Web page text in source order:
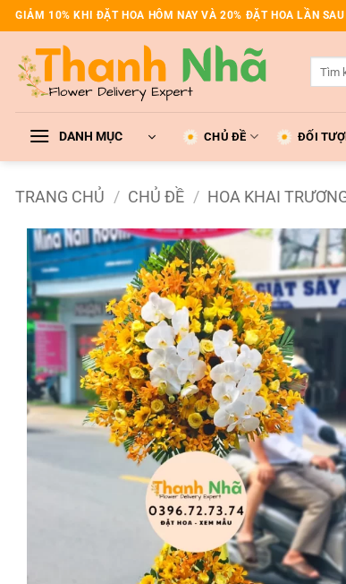
Bỏ
qua
dung
GIẢM 10% KHI ĐẶT HOA HÔM NAY VÀ 20% ĐẶT HOA LẦN SAU
DANH MỤC CHỦ ĐỀ ĐỐI
TRANG CHỦ / CHỦ ĐỀ / HOA KHAI
Add to